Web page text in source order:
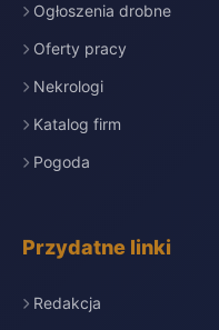
Ogłoszenia drobne
Oferty pracy
Nekrologi
Katalog firm
Pogoda
Przydatne linki
Redakcja